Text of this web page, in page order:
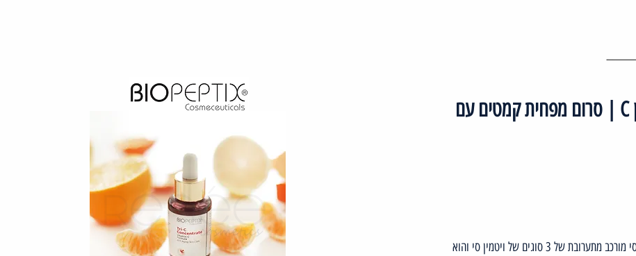
Tri-C Concentrate | תמצית ויטמין C | סרום מפחית קמטים עם
סרום טרי C של חברת BIOPEPTIX ביופפטיקס תרכיז ויטמין סי מורכב מתערובת של 3 סוגים של ויטמין סי והוא